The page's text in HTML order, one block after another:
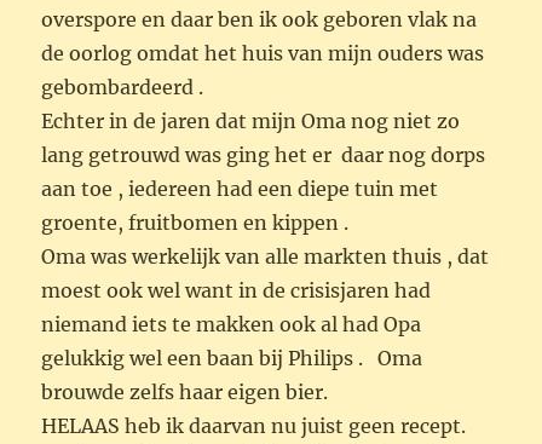
overspore en daar ben ik ook geboren vlak na
de oorlog omdat het huis van mijn ouders was
gebombardeerd .
Echter in de jaren dat mijn Oma nog niet zo
lang getrouwd was ging het er daar nog dorps
aan toe , iedereen had een diepe tuin met
groente, fruitbomen en kippen .
Oma was werkelijk van alle markten thuis , dat
moest ook wel want in de crisisjaren had
niemand iets te makken ook al had Opa
gelukkig wel een baan bij Philips . Oma
brouwde zelfs haar eigen bier.
HELAAS heb ik daarvan nu juist geen recept.